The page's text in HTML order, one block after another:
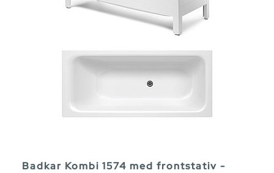
Badkar Kombi 1574 med frontstativ -